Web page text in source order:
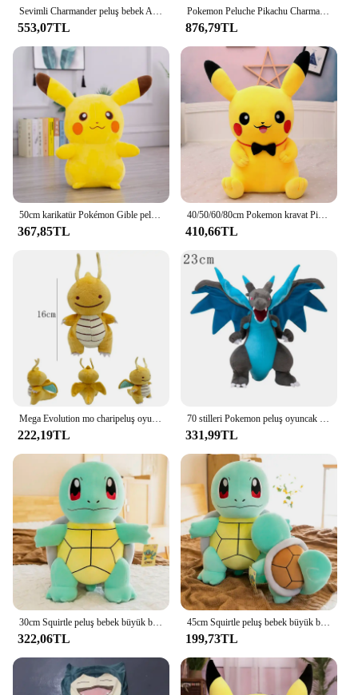
Sevimli Charmander peluş bebek Anime Pokemon Kawaii büyük dolması oyuncaklar yumuşak Plushies yüksek kalite kız erkek için noel hediyeleri doldurun
553,07TL
Pokemon Peluche Pikachu Charmander Squirtle Eevee Uyku Dev Doldurulmuş Hayvanlar Oyunları Fnaf Yumuşak Peluş Oyuncak Büyük Boy Çocuklar Için Hediyeler
876,79TL
50cm karikatür Pokémon Gible peluş oyuncak Kawaii Pokemon köpekbalığı hayvan yumuşak dolması bez bebek büyük boy sevimli yastık çocuklar için doğum günü hediyesi
367,85TL
40/50/60/80cm Pokemon kravat Pikachu bebek karikatür sevimli peluş oyuncak yastık çocuk's bebek büyük Pikachu hediyeler kız doğum günü hediyesi
410,66TL
222,19TL 331,99TL
322,06TL
45cm Squirtle peluş bebek büyük boy Pokemon peluş oyuncaklar Kawaii dolması oyuncaklar sevimli kaplumbağa yastık noel hediyesi oyuncaklar erkek kızlar için
199,73TL